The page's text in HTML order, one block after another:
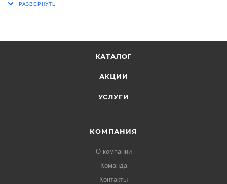
КАТАЛОГ
АКЦИИ
УСЛУГИ
КОМПАНИЯ
О компании
Команда
Контакты